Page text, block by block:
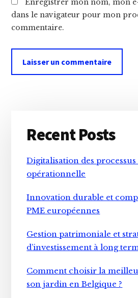
Enregistrer mon nom, mon
dans le navigateur pour mon
commentaire.
Sidebar
Recent Posts
Digitalisation des
opérationnelle
Innovation durable et
PME européennes
Gestion patrimoniale et
d’investissement à long
Comment choisir la
son jardin en Belgique ?